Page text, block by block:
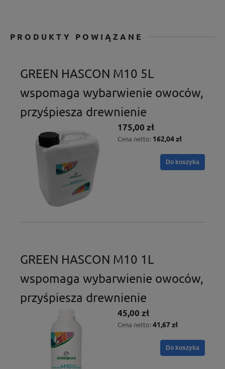
PRODUKTY POWIĄZANE
GREEN HASCON M10 5L
wspomaga wybarwienie owoców,
przyśpiesza drewnienie
175,00 zł
Cena netto: 162,04 zł
Do koszyka
GREEN HASCON M10 1L
wspomaga wybarwienie owoców,
przyśpiesza drewnienie
45,00 zł
Cena netto: 41,67 zł
Do koszyka